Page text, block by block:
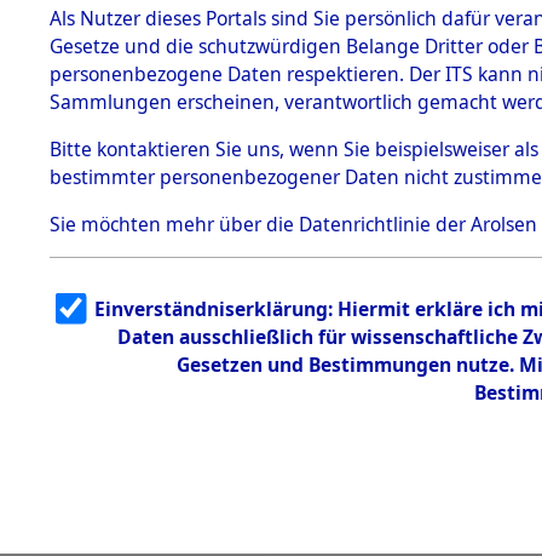
Effekten
1.2.9.1
Effekten aus
dem KZ
Dachau
1.2.9.2
Effekten aus
dem KZ
Bayerisches
1.2.9.3
Effekten aus
dem KZ
Neuengamm Einen Kommentar
Als Nutzer dieses Portals sind Sie persönlich dafür
Gesetze und die schutzwürdigen Belange Dritter
personenbezogene Daten respektieren. Der ITS
Sammlungen erscheinen, verantwortlich gemacht
Bitte kontaktieren Sie uns, wenn Sie beispielsweiser
bestimmter personenbezogener Daten nicht
Sie möchten mehr über die Datenrichtlinie der Arolsen
Einverständniserklärung: Hiermit erkläre ich
Daten ausschließlich für wissenschaftliche
Gesetzen und Bestimmungen nutze.